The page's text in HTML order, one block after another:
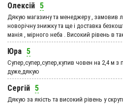
Олексій 5
Дякую магазину та менеджеру , замовив
новорічну знижку та ще і доставка
манія , мірного неба . Високий рівень в
Юра 5
Супер,супер,супер,купив човен на 2,4 м
дуже,дякую
Сергій 5
Дякую за якість та високий рівень у